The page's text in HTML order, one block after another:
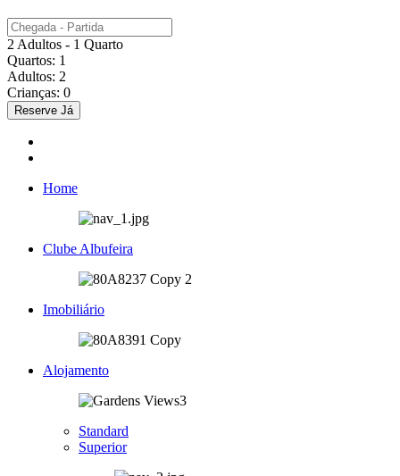
2 Adultos - 1 Quarto
Quartos: 1
Adultos: 2
Crianças: 0
Reserve Já
Home
Clube Albufeira
Imobiliário
Alojamento
Standard
Superior